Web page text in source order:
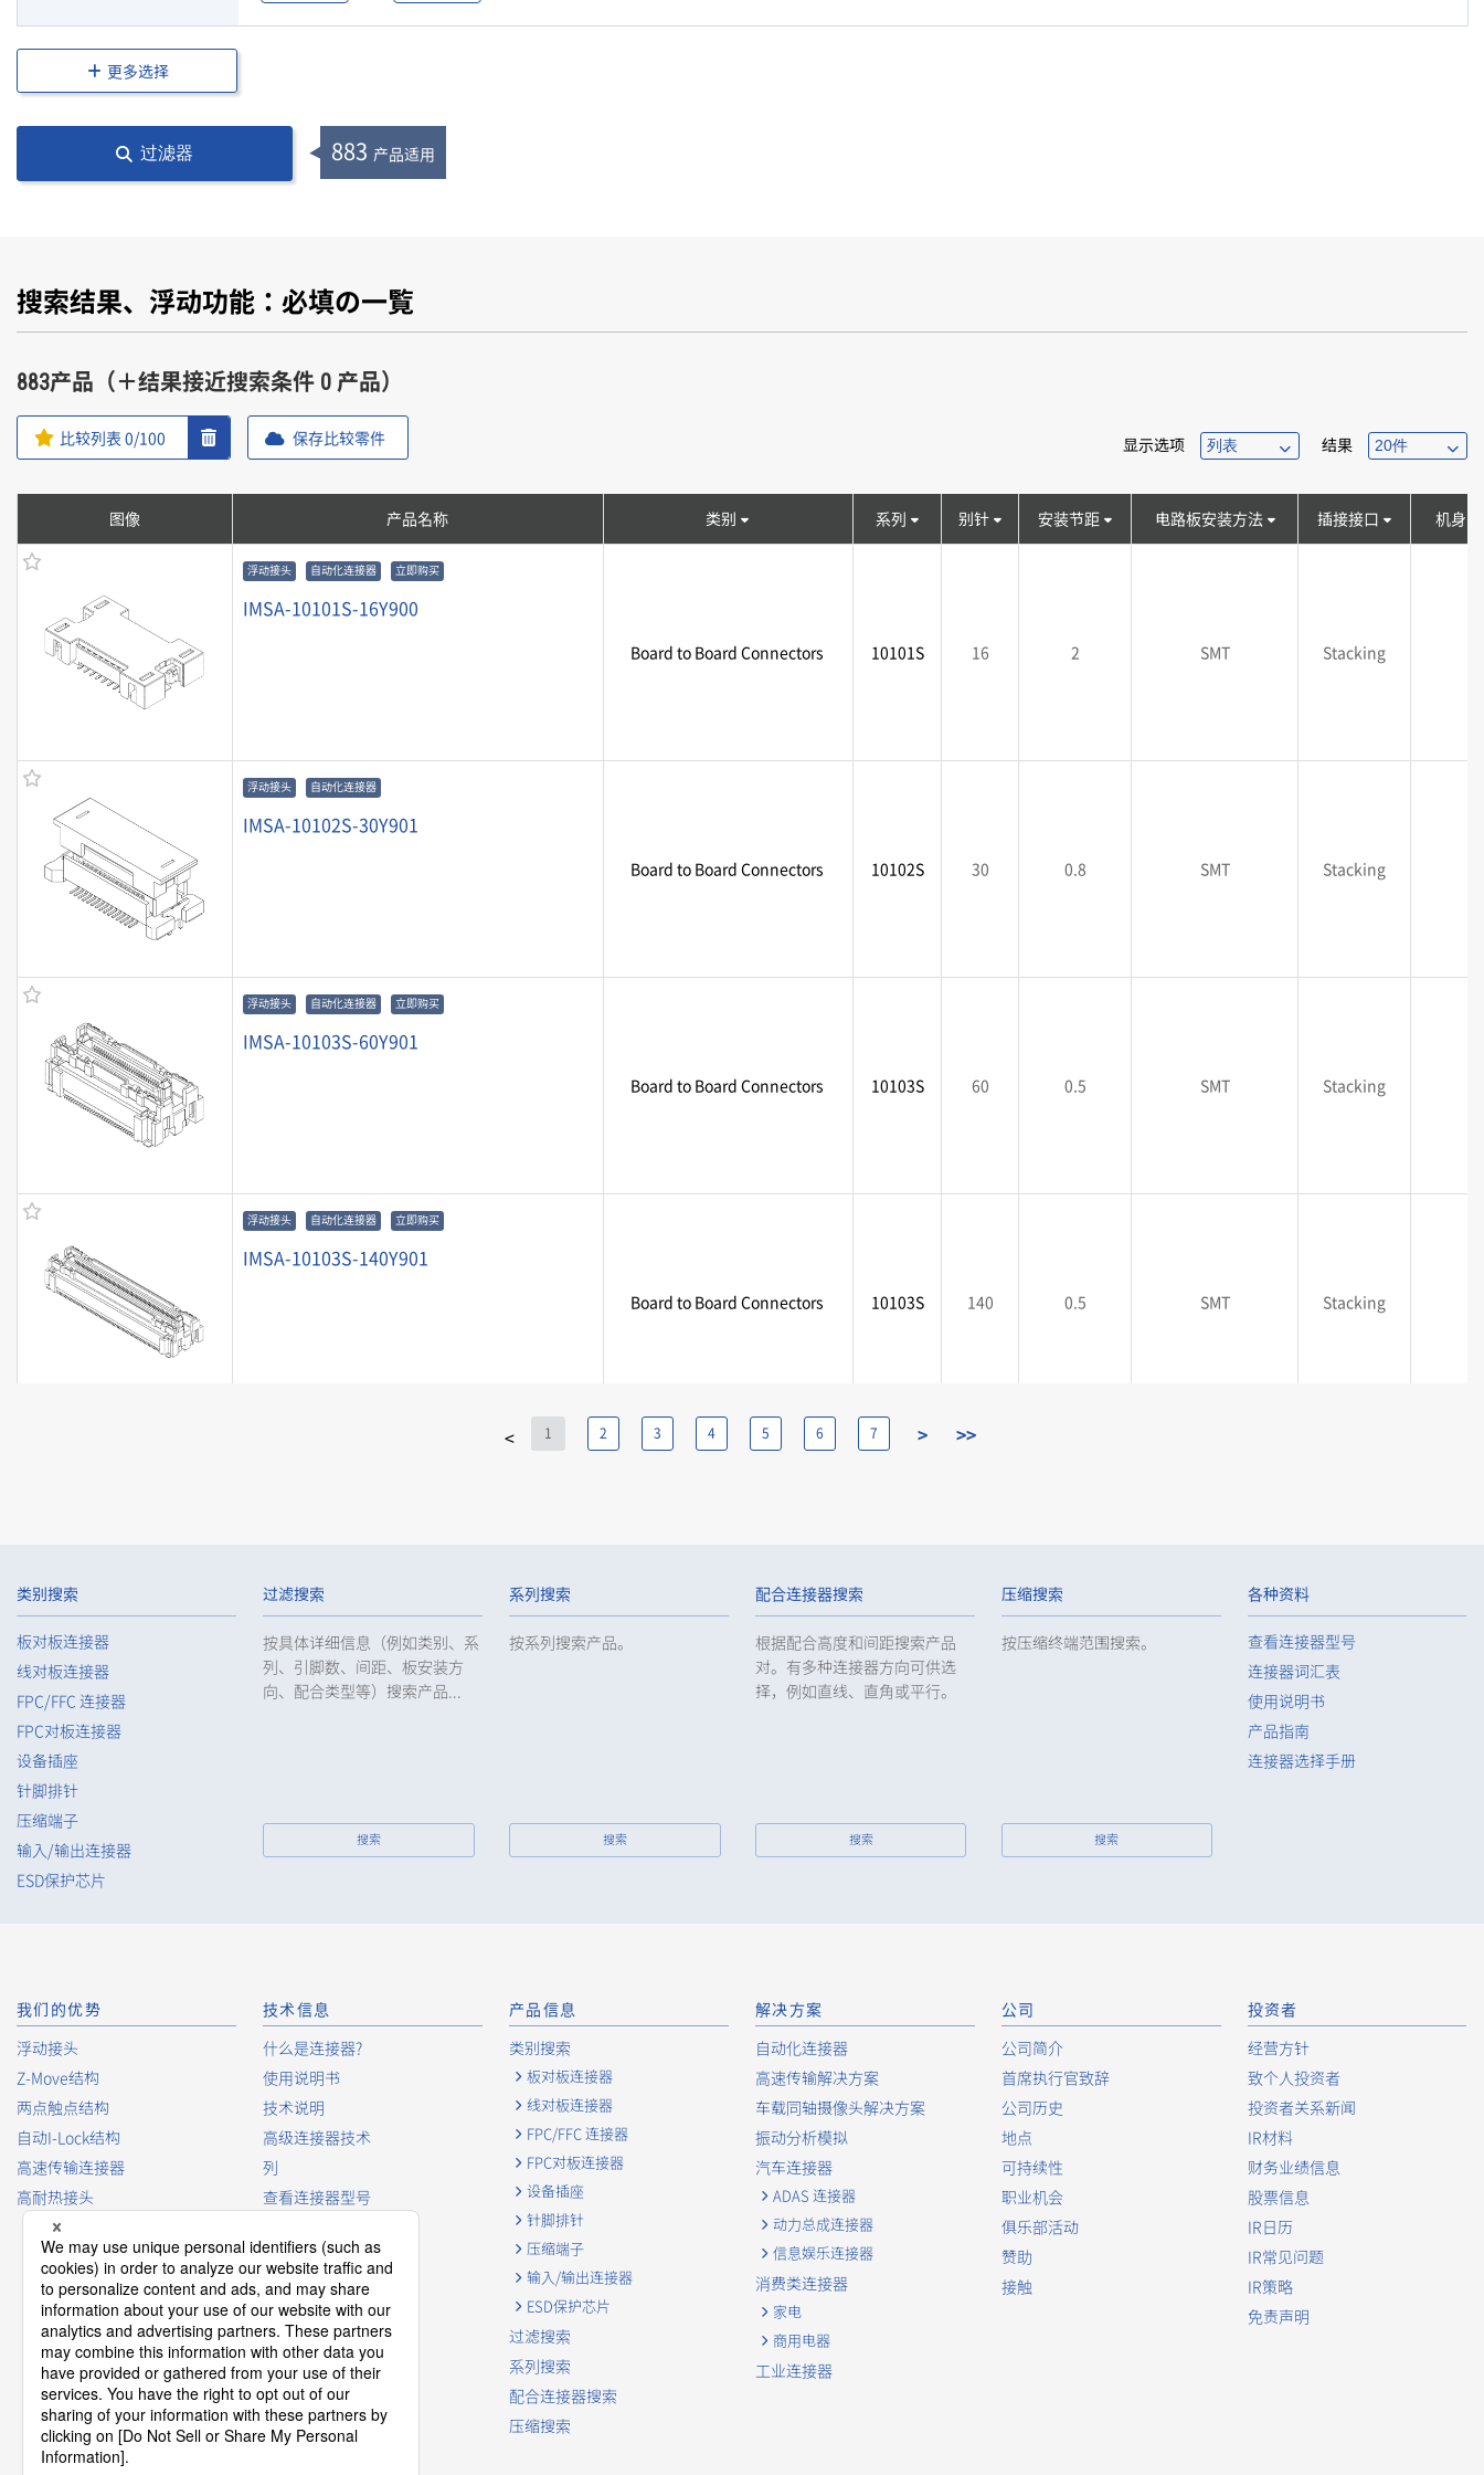
更多选择
过滤器 883 产品适用
搜索结果、浮动功能：必填の一覧
883产品（＋结果接近搜索条件 0 产品）
比较列表 0/100 保存比较零件 显示选项 结果
图像 产品名称 类别 系列 别针 安装节距 电路板安装方法 插接接口 机身
浮动接头 自动化连接器 立即购买
IMSA-10101S-16Y900
Board to Board Connectors 10101S 16 2 SMT Stacking
浮动接头 自动化连接器
IMSA-10102S-30Y901
Board to Board Connectors 10102S 30 0.8 SMT Stacking
浮动接头 自动化连接器 立即购买
IMSA-10103S-60Y901
Board to Board Connectors 10103S 60 0.5 SMT Stacking
浮动接头 自动化连接器 立即购买
IMSA-10103S-140Y901
Board to Board Connectors 10103S 140 0.5 SMT Stacking
浮动接头 自动化连接器 立即购买
IMSA-10103S-100Y901
浮动接头 自动化连接器
IMSA-10106S-80Y518
Board to Board Connectors Stacking
自动化连接器
IMSA-10106S-40Y518
Board to Board Connectors
< 1 2 3 4 5 6 7 > >>
类别搜索
板对板连接器
线对板连接器
FPC/FFC 连接器
FPC对板连接器
设备插座
针脚排针
压缩端子
输入/输出连接器
ESD保护芯片
过滤搜索
按具体详细信息（例如类别、系
列、引脚数、间距、板安装方
向、配合类型等）搜索产品...
搜索
系列搜索
按系列搜索产品。
搜索
配合连接器搜索
根据配合高度和间距搜索产品
对。有多种连接器方向可供选
择，例如直线、直角或平行。
搜索
压缩搜索
按压缩终端范围搜索。
搜索
各种资料
查看连接器型号
连接器词汇表
使用说明书
产品指南
连接器选择手册
我们的优势
浮动接头
Z-Move结构
两点触点结构
自动I-Lock结构
高速传输连接器
高耐热接头
技术信息
什么是连接器?
使用说明书
技术说明
高级连接器技术
列
查看连接器型号
产品指南
连接器选择手册
产品信息
类别搜索
板对板连接器
线对板连接器
FPC/FFC 连接器
FPC对板连接器
设备插座
针脚排针
压缩端子
输入/输出连接器
ESD保护芯片
过滤搜索
系列搜索
配合连接器搜索
压缩搜索
解决方案
自动化连接器
高速传输解决方案
车载同轴摄像头解决方案
振动分析模拟
汽车连接器
ADAS 连接器
动力总成连接器
信息娱乐连接器
消费类连接器
家电
商用电器
工业连接器
公司
公司简介
首席执行官致辞
公司历史
地点
可持续性
职业机会
俱乐部活动
赞助
接触
投资者
经营方针
致个人投资者
投资者关系新闻
IR材料
财务业绩信息
股票信息
IR日历
IR常见问题
IR策略
免责声明